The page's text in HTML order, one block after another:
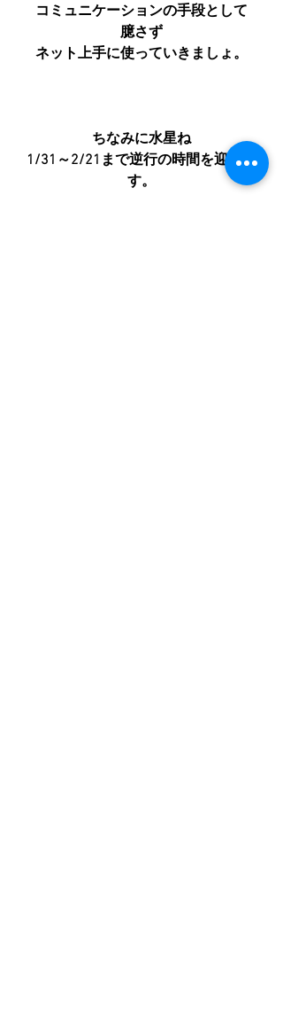
コミュニケーションの手段として
臆さず
ネット上手に使っていきましょ。
ちなみに水星ね
1/31～2/21まで逆行の時間を迎えま
す。